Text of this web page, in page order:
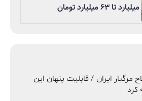
میلیارد تا ۶۳ میلیارد تومان
مرگبار ایران / قابلیت پنهان این
کرد